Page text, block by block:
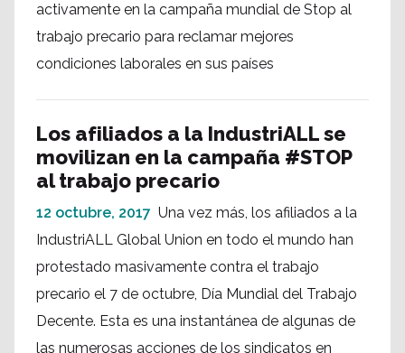
activamente en la campaña mundial de Stop al
trabajo precario para reclamar mejores
condiciones laborales en sus países
Los afiliados a la IndustriALL se
movilizan en la campaña #STOP
al trabajo precario
12 octubre, 2017 Una vez más, los afiliados a la
IndustriALL Global Union en todo el mundo han
protestado masivamente contra el trabajo
precario el 7 de octubre, Día Mundial del Trabajo
Decente. Esta es una instantánea de algunas de
las numerosas acciones de los sindicatos en